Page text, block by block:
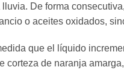
De forma
o aceites oxidados,
que el líquido
de naranja